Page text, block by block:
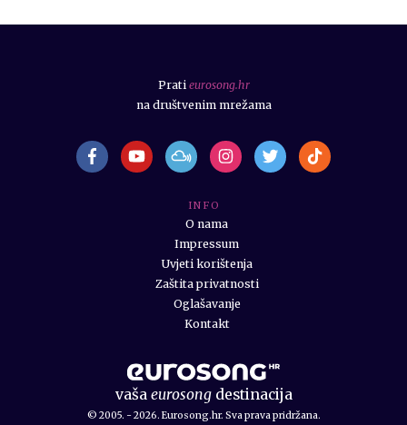
vaša eurosongdestinacija
© 2005. - 2026. Eurosong.hr. Sva prava pridržana.
I N F O
O nama
Impressum
Uvjeti korištenja
Zaštita privatnosti
Oglašavanje
Kontakt
Prati eurosong.hr
na društvenim mrežama